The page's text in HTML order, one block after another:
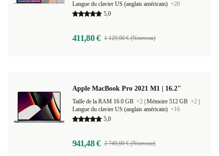
Langue du clavier US (anglais américain) +20
5,0
411,80 € 1 129,00 € (Nouveau)
Apple MacBook Pro 2021 M1 | 16.2"
Taille de la RAM 16.0 GB +2 Mémoire 512 GB +2
Langue du clavier US (anglais américain) +16
5,0
941,48 € 2 749,00 € (Nouveau)